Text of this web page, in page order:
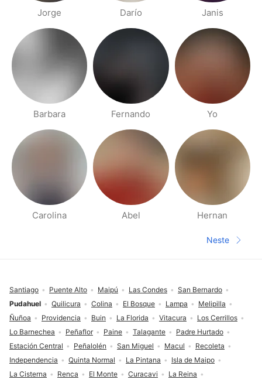
Jorge Darío Janis
Barbara Fernando Yo
Carolina Abel Hernan
Neste
Neste
Santiago Puente Alto Maipú Las Condes
San Bernardo
Pudahuel
Quilicura Colina El Bosque Lampa
Melipilla
Ñuñoa
Providencia Buin La Florida Vitacura
Los Cerrillos
Lo Barnechea
Peñaflor Paine Talagante
Padre Hurtado
Estación Central
Peñalolén San Miguel Macul
Recoleta
Independencia
Quinta Normal La Pintana
Isla de Maipo
La Cisterna
Renca El Monte Curacavi
La Reina